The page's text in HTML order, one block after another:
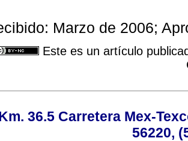
Marzo de 2006;
Este es un artículo
36.5 Carretera Mex-
56220,